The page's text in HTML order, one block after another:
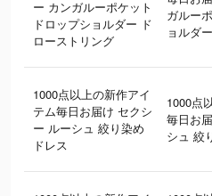
ー カンガルーポケット
ドロップショルダー ド
ローストリング
ガルー
ョルダ
1000点以上の新作アイ
テム毎日お届け セクシ
ー ルーシュ 絞り染め
ドレス
1000点
毎日お
シュ 絞